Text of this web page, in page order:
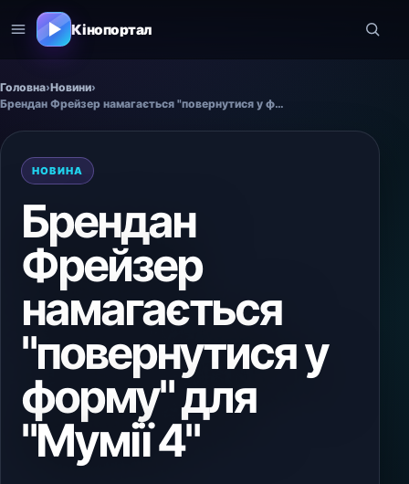
Кінопортал
Головна›Новини›
Брендан Фрейзер намагається "повернутися у форму" для "Мумії 4"
НОВИНА
Брендан
Фрейзер
намагається
"повернутися у
форму" для
"Мумії 4"